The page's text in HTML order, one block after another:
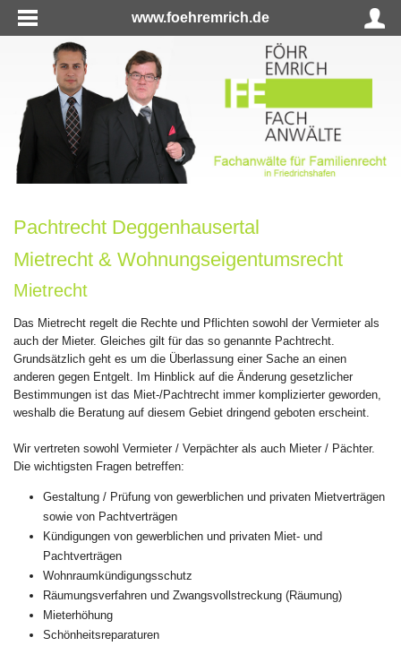
www.foehremrich.de
Pachtrecht Deggenhausertal
Mietrecht & Wohnungseigentumsrecht
Mietrecht
Das Mietrecht regelt die Rechte und Pflichten sowohl der Vermieter als
auch der Mieter. Gleiches gilt für das so genannte Pachtrecht.
Grundsätzlich geht es um die Überlassung einer Sache an einen
anderen gegen Entgelt. Im Hinblick auf die Änderung gesetzlicher
Bestimmungen ist das Miet-/Pachtrecht immer komplizierter geworden,
weshalb die Beratung auf diesem Gebiet dringend geboten erscheint.
Wir vertreten sowohl Vermieter / Verpächter als auch Mieter / Pächter.
Die wichtigsten Fragen betreffen:
Gestaltung / Prüfung von gewerblichen und privaten Mietverträgen
sowie von Pachtverträgen
Kündigungen von gewerblichen und privaten Miet- und
Pachtverträgen
Wohnraumkündigungsschutz
Räumungsverfahren und Zwangsvollstreckung (Räumung)
Mieterhöhung
Schönheitsreparaturen